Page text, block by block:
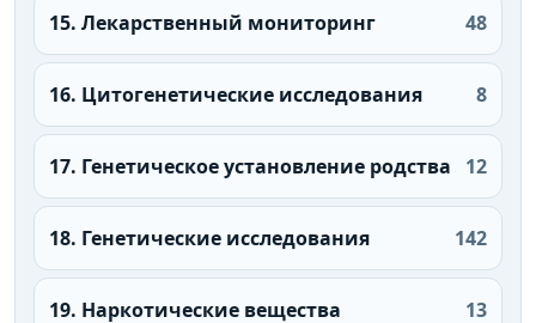
15. Лекарственный мониторинг 48
16. Цитогенетические исследования 8
17. Генетическое установление родства 12
18. Генетические исследования 142
19. Наркотические вещества 13